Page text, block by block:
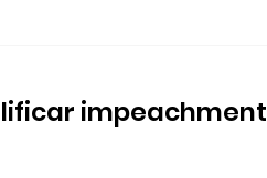
impeachment